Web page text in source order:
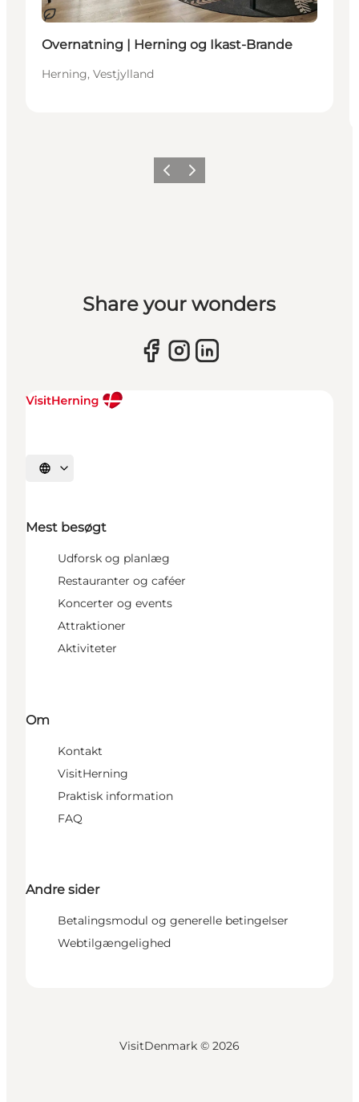
Bæredygtige oplevelser
Overnatning | Herning og Ikast-Brande
Herning, Vestjylland
Forrige billede
Næste billede
Share your wonders
Vælg sprog
Mest besøgt
Udforsk og planlæg
Restauranter og caféer
Koncerter og events
Attraktioner
Aktiviteter
Om
Kontakt
VisitHerning
Praktisk information
FAQ
Andre sider
Betalingsmodul og generelle betingelser
Webtilgængelighed
VisitDenmark © 2026